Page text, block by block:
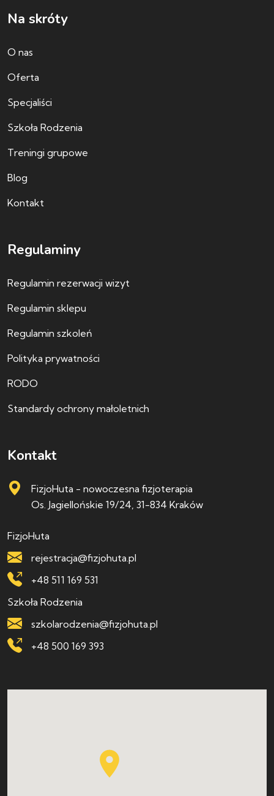
Na skróty
O nas
Oferta
Specjaliści
Szkoła Rodzenia
Treningi grupowe
Blog
Kontakt
Regulaminy
Regulamin rezerwacji wizyt
Regulamin sklepu
Regulamin szkoleń
Polityka prywatności
RODO
Standardy ochrony małoletnich
Kontakt
FizjoHuta - nowoczesna fizjoterapia
Os. Jagiellońskie 19/24, 31-834 Kraków
FizjoHuta
rejestracja@fizjohuta.pl
+48 511 169 531
Szkoła Rodzenia
szkolarodzenia@fizjohuta.pl
+48 500 169 393